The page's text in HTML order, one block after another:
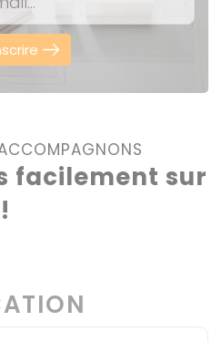
facilement sur